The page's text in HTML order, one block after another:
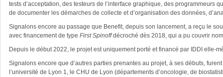
tests d’acceptation, des testeurs de l’interface graphique, des
de documenter les démarches de collecte et d’organisation des données,
Signalons encore au passage que Benefit, depuis son lancement, a reçu le
avec financement de type First Spinoffdécroché dès 2018, qui a pu couvrir
Depuis le début 2022, le projet est uniquement porté et financé par IDDI elle-
Signalons encore que d’autres parties prenantes au projet, à ses débuts,
l’université de Lyon 1, le CHU de Lyon (départements d’oncologie, de